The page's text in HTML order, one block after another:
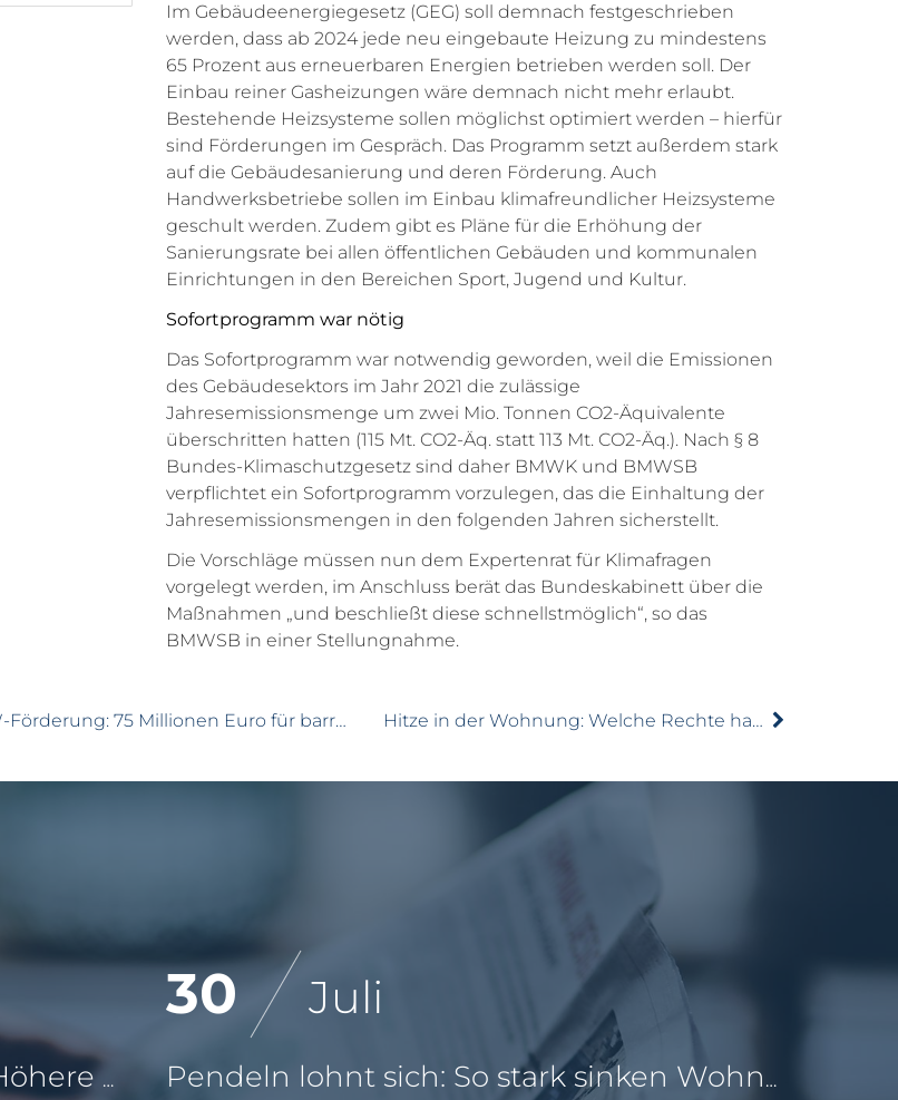
Im Gebäudeenergiegesetz (GEG) soll demnach festgeschrieben
werden, dass ab 2024 jede neu eingebaute Heizung zu mindestens
65 Prozent aus erneuerbaren Energien betrieben werden soll. Der
Einbau reiner Gasheizungen wäre demnach nicht mehr erlaubt.
Bestehende Heizsysteme sollen möglichst optimiert werden – hierfür
sind Förderungen im Gespräch. Das Programm setzt außerdem stark
auf die Gebäudesanierung und deren Förderung. Auch
Handwerksbetriebe sollen im Einbau klimafreundlicher Heizsysteme
geschult werden. Zudem gibt es Pläne für die Erhöhung der
Sanierungsrate bei allen öffentlichen Gebäuden und kommunalen
Einrichtungen in den Bereichen Sport, Jugend und Kultur.
Sofortprogramm war nötig
Das Sofortprogramm war notwendig geworden, weil die Emissionen
des Gebäudesektors im Jahr 2021 die zulässige
Jahresemissionsmenge um zwei Mio. Tonnen CO2-Äquivalente
überschritten hatten (115 Mt. CO2-Äq. statt 113 Mt. CO2-Äq.). Nach § 8
Bundes-Klimaschutzgesetz sind daher BMWK und BMWSB
verpflichtet ein Sofortprogramm vorzulegen, das die Einhaltung der
Jahresemissionsmengen in den folgenden Jahren sicherstellt.
Die Vorschläge müssen nun dem Expertenrat für Klimafragen
vorgelegt werden, im Anschluss berät das Bundeskabinett über die
Maßnahmen „und beschließt diese schnellstmöglich“, so das
BMWSB in einer Stellungnahme.
KfW-Förderung: 75 Millionen Euro für barrierefreies Wohnen Hitze in der Wohnung: Welche Rechte haben Mieter?
KfW-Förderung „Jung kauft Alt“: Höhere Kredite ab August 2026
30 Juli
Pendeln lohnt sich: So stark sinken Wohnungspreise im Umland